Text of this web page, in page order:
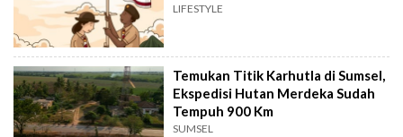
LIFESTYLE
Temukan Titik Karhutla di Sumsel,
Ekspedisi Hutan Merdeka Sudah
Tempuh 900 Km
SUMSEL